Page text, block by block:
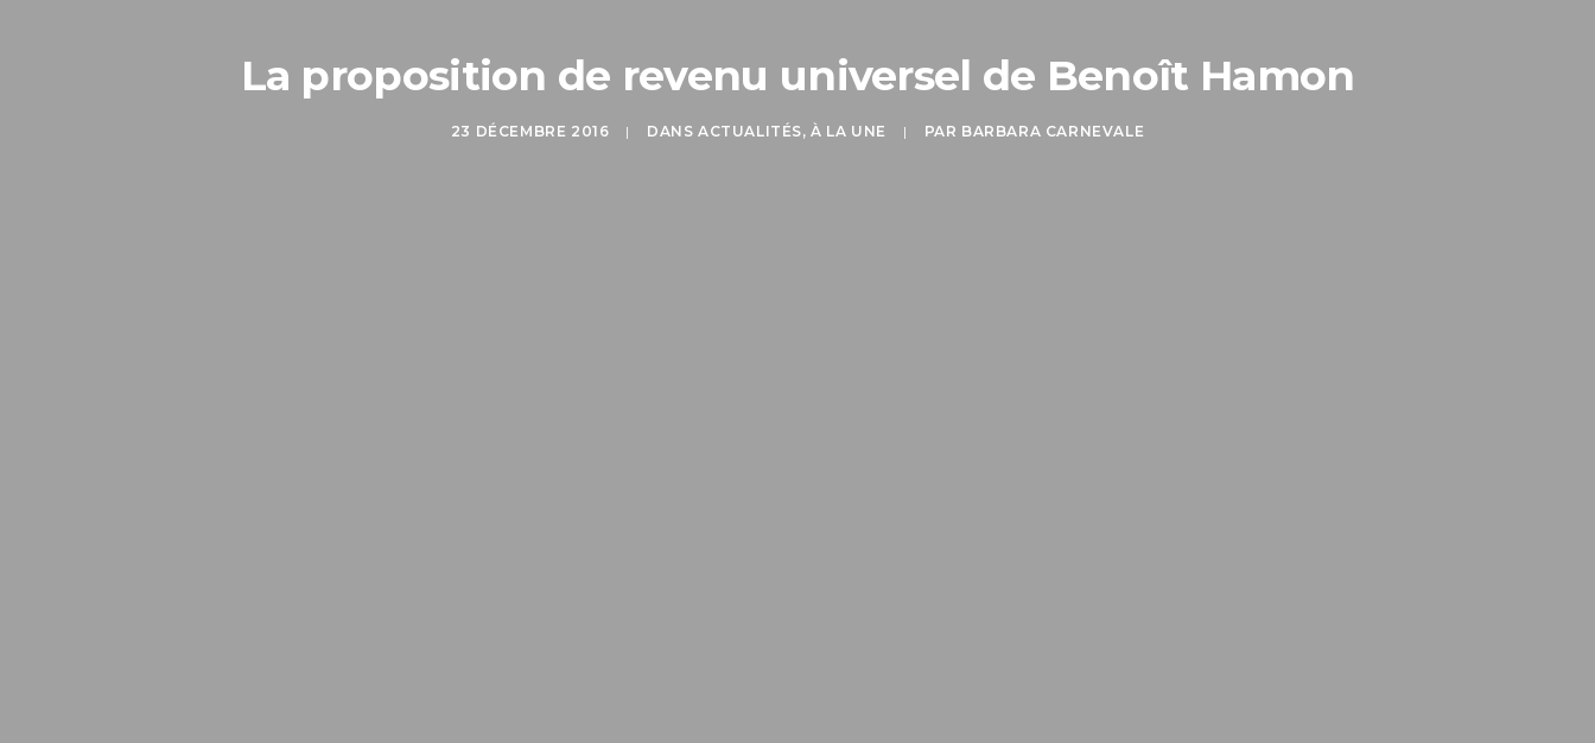
La proposition de revenu universel de Benoît Hamon
23 DÉCEMBRE 2016 | DANS ACTUALITÉS,À LA UNE | PAR BARBARA CARNEVALE